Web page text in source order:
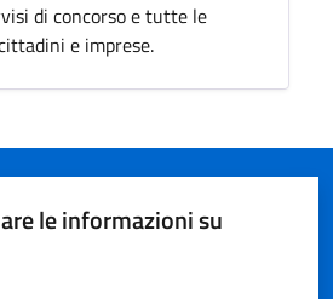
di concorso e tutte le
e imprese.
le informazioni su